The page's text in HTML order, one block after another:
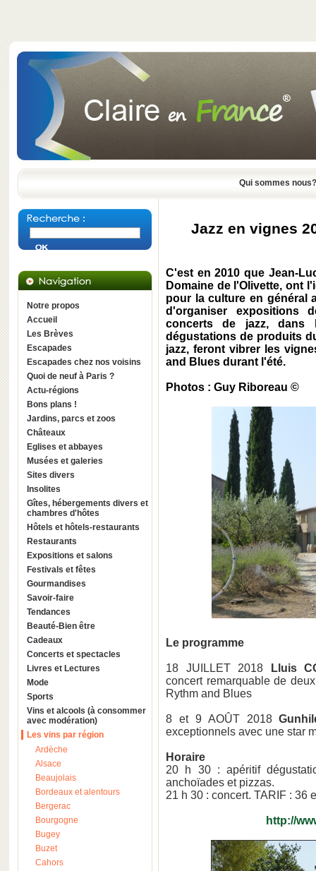
Qui sommes nous?
Notre propos
Accueil
Les Brèves
Escapades
Escapades chez nos voisins
Quoi de neuf à Paris ?
Actu-régions
Bons plans !
Jardins, parcs et zoos
Châteaux
Eglises et abbayes
Musées et galeries
Sites divers
Insolites
Gîtes, hébergements divers et
chambres d'hôtes
Hôtels et hôtels-restaurants
Restaurants
Expositions et salons
Festivals et fêtes
Gourmandises
Savoir-faire
Tendances
Beauté-Bien être
Cadeaux
Concerts et spectacles
Livres et Lectures
Mode
Sports
Vins et alcools (à consommer
avec modération)
Les vins par région
Ardèche
Alsace
Beaujolais
Bordeaux et alentours
Bergerac
Bourgogne
Bugey
Buzet
Cahors
Jazz en vignes
C'est en 2010 que Jean-
Domaine de l'Olivette, ont
pour la culture en général
d'organiser expositions
concerts de jazz, dans
dégustations de produits
jazz, feront vibrer les
and Blues durant l'été.
Photos : Guy Riboreau ©
Le programme
18 JUILLET 2018
Lluis
concert remarquable de
Rythm and Blues
8 et 9 AOÛT 2018
exceptionnels avec une star
Horaire
20 h 30 : apéritif
anchoïades et pizzas.
21 h 30 : concert. TARIF : 36
http://